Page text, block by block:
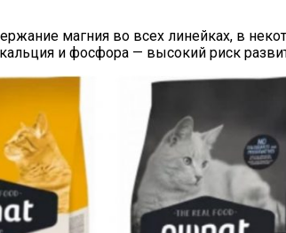
магния во всех линейках, в
и фосфора — высокий риск